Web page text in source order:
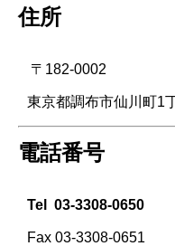
住所
〒182-0002
東京都調布市仙川町1
電話番号
Tel 03-3308-0650
Fax 03-3308-0651